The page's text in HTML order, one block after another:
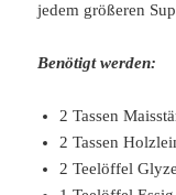
jedem größeren
Benötigt werden:
2 Tassen
2 Tassen
2 Teelöffel